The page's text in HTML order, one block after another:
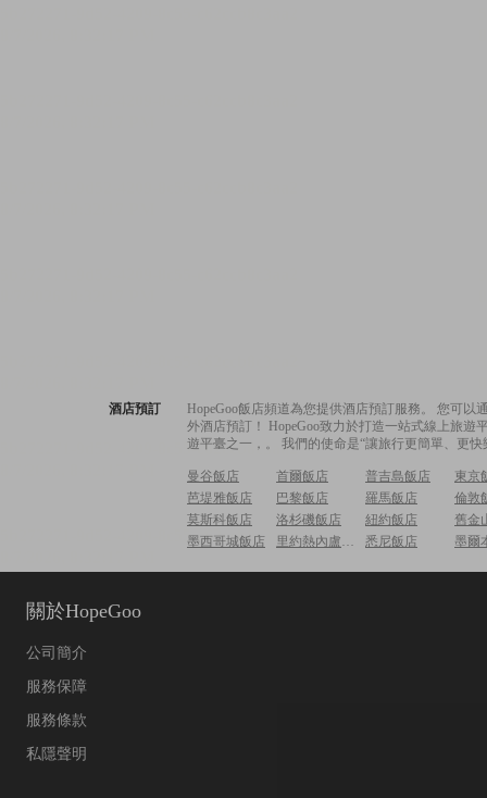
酒店預訂
HopeGoo飯店頻道為您提供酒店預訂服務。 您可
外酒店預訂！ HopeGoo致力於打造一站式線上旅
遊平臺之一，。 我們的使命是“讓旅行更簡單、更
曼谷飯店 首爾飯店 普吉島飯店
東京
芭堤雅飯店
巴黎飯店 羅馬飯店
倫敦
莫斯科飯店
洛杉磯飯店 紐約飯店
舊金
墨西哥城飯店
里約熱內盧飯店 悉尼飯店 墨爾
關於HopeGoo
公司簡介
服務保障
服務條款
私隱聲明